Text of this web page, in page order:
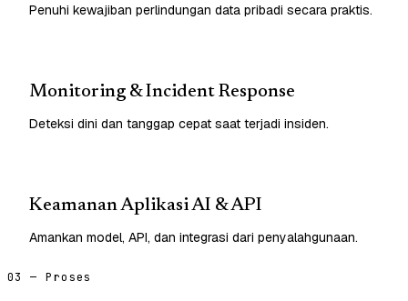
Penuhi kewajiban perlindungan data pribadi secara praktis.
Monitoring & Incident Response
Deteksi dini dan tanggap cepat saat terjadi insiden.
Keamanan Aplikasi AI & API
Amankan model, API, dan integrasi dari penyalahgunaan.
03 — Proses